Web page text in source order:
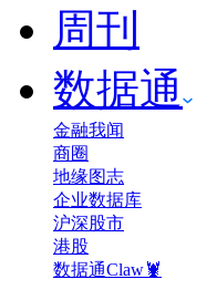
周刊
数据通
金融我闻
商圈
地缘图志
企业数据库
沪深股市
港股
数据通Claw🦞